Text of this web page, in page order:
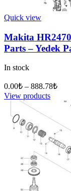
Quick view
Makita
Parts – Yedek
In stock
0.00₺ – 888.78₺
View products